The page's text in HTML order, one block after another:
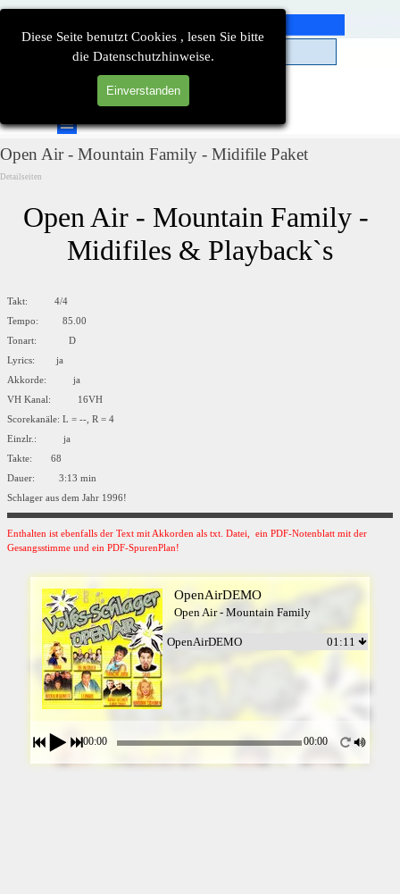
Diese Seite benutzt Cookies , lesen Sie bitte
die Datenschutzhinweise.
Einverstanden
Direkt zum Seiteninhalt
Menü überspringen
Open Air - Mountain Family - Midifile Paket
Detailseiten
Open Air - Mountain Family -
Midifiles & Playback`s
Takt: 4/4
Tempo: 85.00
Tonart: D
Lyrics: ja
Akkorde: ja
VH Kanal: 16VH
Scorekanäle: L = --, R = 4
Einzlr.: ja
Takte: 68
Dauer: 3:13 min
Schlager aus dem Jahr 1996!
Enthalten ist ebenfalls der Text mit Akkorden als txt. Datei, ein PDF-Notenblatt mit der
Gesangsstimme und ein PDF-SpurenPlan!
OpenAirDEMO
Open Air - Mountain Family
OpenAirDEMO 01:11
00:00 00:00